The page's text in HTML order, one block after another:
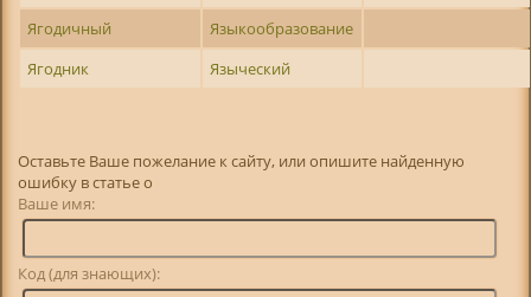
Ягодичный
Языкообразование
Ягодник
Языческий
Оставьте Ваше пожелание к сайту, или опишите найденную
ошибку в статье о
Ваше имя:
Код (для знающих):